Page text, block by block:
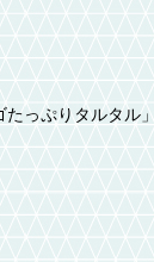
っぷりタルタル」